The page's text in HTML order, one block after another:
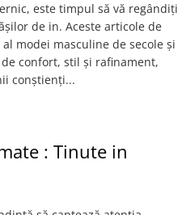
este timpul să vă regândiți
de in. Aceste articole de
modei masculine de secole și
confort, stil și rafinament,
conștienți...
: Tinute in